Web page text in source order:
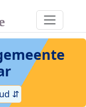
⇵